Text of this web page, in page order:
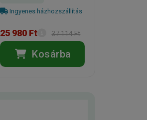
Ingyenes házhozszállítás
25 980 Ft 37 114 Ft
Kosárba